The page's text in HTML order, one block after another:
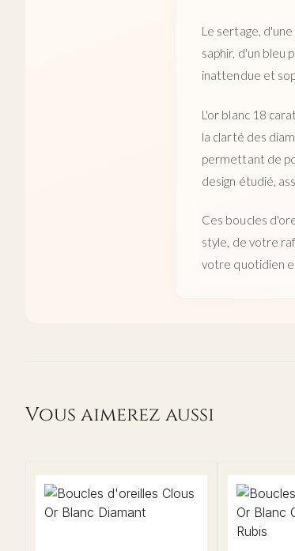
Le sertage,
saphir, d'un bleu
inattendue et
L'or blanc 18
la clarté des
permettant de
design étudié,
Ces boucles
style, de votre
votre quotidien
Vous aimerez aussi